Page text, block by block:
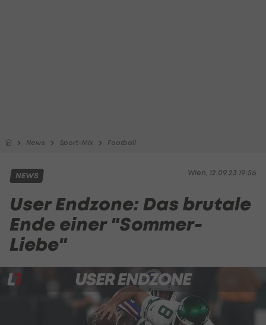
News Sport-Mix Football
Wien, 12.09.23 19:56
NEWS
User Endzone: Das brutale
Ende einer "Sommer-
Liebe"